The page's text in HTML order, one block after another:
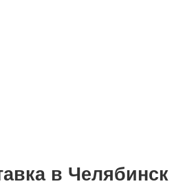
в Челябинск